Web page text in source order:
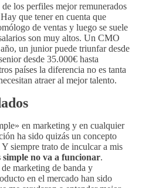
los perfiles mejor remunerados
que tener en cuenta que
de ventas y luego se suele
son muy altos. Un CMO
un junior puede triunfar desde
desde 35.000€ hasta
países la diferencia no es tanta
atraer al mejor talento.
en marketing y en cualquier
ha sido quizás un concepto
siempre trato de inculcar a mis
simple no va a funcionar.
marketing de banda y
en el mercado han sido